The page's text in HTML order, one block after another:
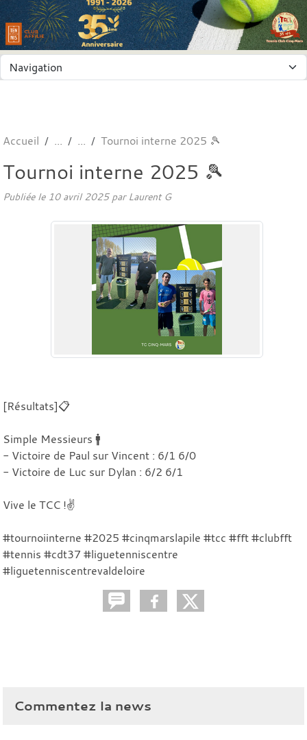
Accueil Tournoi interne 2025 🎾
Tournoi interne 2025 🎾
Publiée le 10 avril 2025par Laurent G
[Résultats]📋
Simple Messieurs 🚹
- Victoire de Paul sur Vincent : 6/1 6/0
- Victoire de Luc sur Dylan : 6/2 6/1
Vive le TCC !✌️
#tournoiinterne #2025 #cinqmarslapile #tcc #fft #clubfft
#tennis #cdt37 #liguetenniscentre
#liguetenniscentrevaldeloire
Commentez la news
Panneau de gestion des cookies